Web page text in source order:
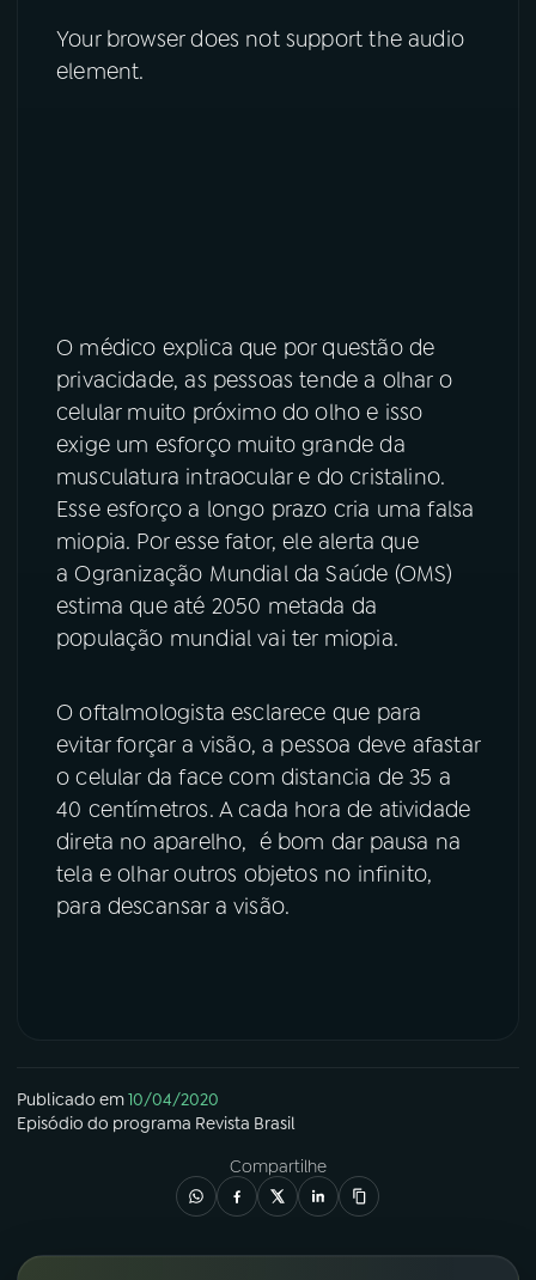
Your browser does not support the audio
element.
O médico explica que por questão de
privacidade, as pessoas tende a olhar o
celular muito próximo do olho e isso
exige um esforço muito grande da
musculatura intraocular e do cristalino.
Esse esforço a longo prazo cria uma falsa
miopia. Por esse fator, ele alerta que
a Ogranização Mundial da Saúde (OMS)
estima que até 2050 metada da
população mundial vai ter miopia.
O oftalmologista esclarece que para
evitar forçar a visão, a pessoa deve afastar
o celular da face com distancia de 35 a
40 centímetros. A cada hora de atividade
direta no aparelho, é bom dar pausa na
tela e olhar outros objetos no infinito,
para descansar a visão.
Publicado em10/04/2020
Episódio do programa Revista Brasil
Compartilhe